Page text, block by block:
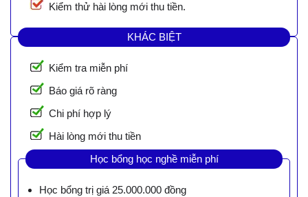
Kiểm thử hài lòng mới thu tiền.
KHÁC BIỆT
Kiểm tra miễn phí
Báo giá rõ ràng
Chi phí hợp lý
Hài lòng mới thu tiền
Học bổng học nghề miễn phí
Học bổng trị giá 25.000.000 đồng